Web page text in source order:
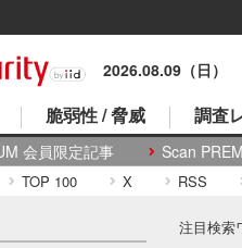
2026.08.09（日）
会員限定記事 Scan
脆弱性 / 脅威 調査
TOP 100 X RSS
注目検索